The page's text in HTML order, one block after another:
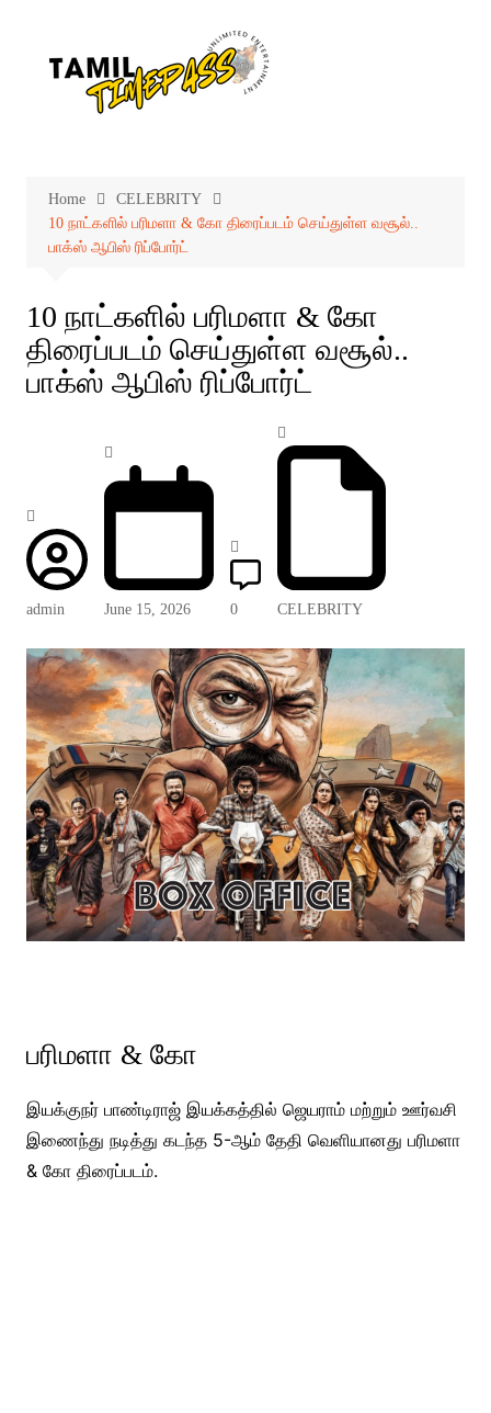
Home
CELEBRITY
10 நாட்களில் பரிமளா & கோ திரைப்படம் செய்துள்ள வசூல்..
பாக்ஸ் ஆபிஸ் ரிப்போர்ட்
10 நாட்களில் பரிமளா & கோ
திரைப்படம் செய்துள்ள வசூல்..
பாக்ஸ் ஆபிஸ் ரிப்போர்ட்
admin June 15, 2026 0 CELEBRITY
பரிமளா & கோ
இயக்குநர் பாண்டிராஜ் இயக்கத்தில் ஜெயராம் மற்றும் ஊர்வசி
இணைந்து நடித்து கடந்த 5-ஆம் தேதி வெளியானது பரிமளா
& கோ திரைப்படம்.